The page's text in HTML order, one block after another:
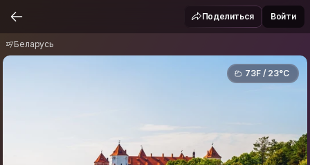
Поделиться Войти
Беларусь
73F / 23°C